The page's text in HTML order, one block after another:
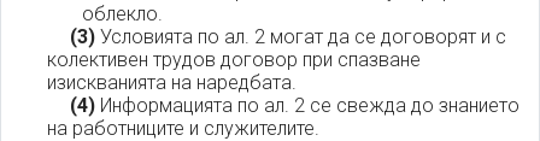
облекло.
(3) Условията по ал. 2 могат да се договорят и с
колективен трудов договор при спазване
изискванията на наредбата.
(4) Информацията по ал. 2 се свежда до знанието
на работниците и служителите.